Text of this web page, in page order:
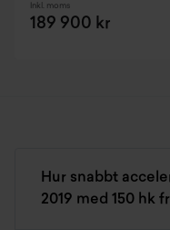
Inkl. moms
189 900 kr
Hur snabbt
2019 med 150 hk